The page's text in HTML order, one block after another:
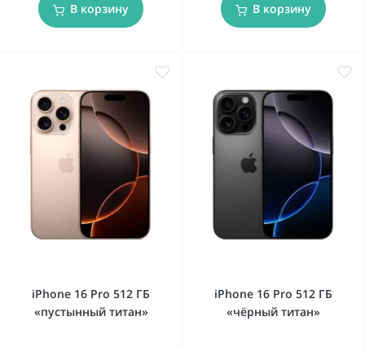
В корзину В корзину
iPhone 16 Pro 512 ГБ
«пустынный титан»
iPhone 16 Pro 512 ГБ
«чёрный титан»